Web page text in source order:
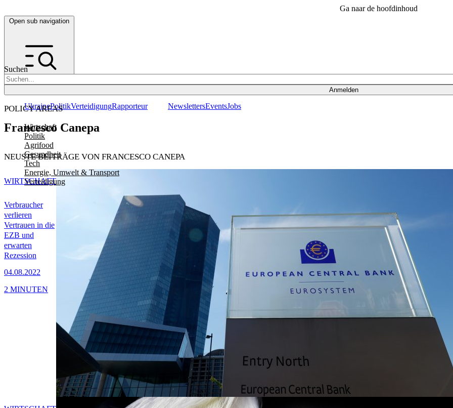
Ga naar de hoofdinhoud
Open sub navigation
Suchen
Anmelden
POLICY AREAS
Wirtschaft
Politik
Agrifood
Gesundheit
Tech
Energie, Umwelt & Transport
Verteidigung
UkrainePolitikVerteidigungRapporteur NewslettersEventsJobs
Francesco Canepa
NEUSTE BEITRÄGE VON FRANCESCO CANEPA
Verbraucher
verlieren
Vertrauen in die
EZB und
erwarten
Rezession
04.08.2022
WIRTSCHAFT
2 MINUTEN